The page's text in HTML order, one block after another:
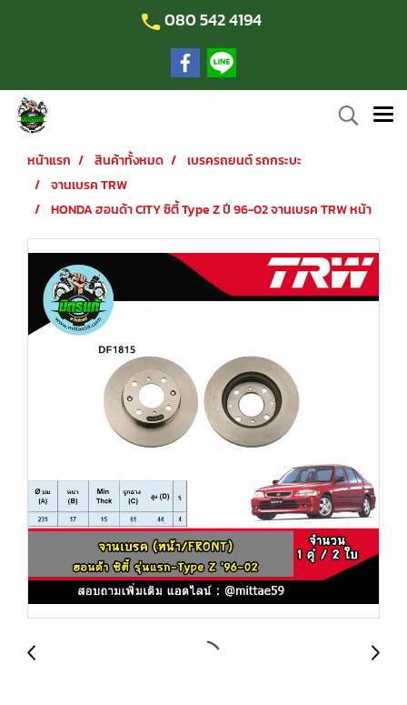
080 542 4194
หน้าแรก สินค้าทั้งหมด
เบรครถยนต์ รถกระบะ
จานเบรค TRW
HONDA ฮอนด้า CITY ซิตี้ Type Z ปี 96-02 จานเบรค TRW หน้า